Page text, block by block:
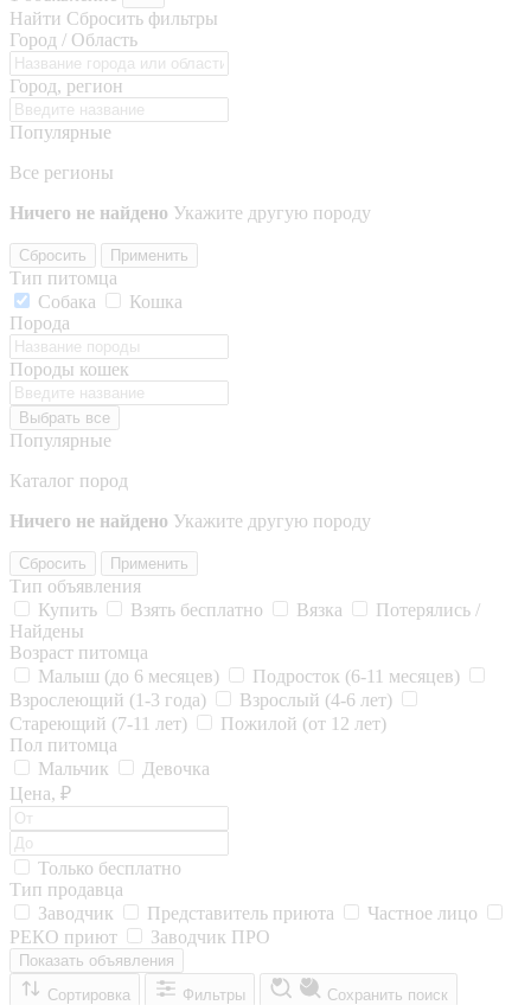
Найти Сбросить фильтры
Город / Область
Город, регион
Популярные
Все регионы
Ничего не найдено Укажите другую породу
Сбросить Применить
Тип питомца
Собака
Кошка
Порода
Породы кошек
Выбрать все
Популярные
Каталог пород
Ничего не найдено Укажите другую породу
Сбросить Применить
Тип объявления
Купить
Взять бесплатно Вязка
Потерялись /
Найдены
Возраст питомца
Малыш (до 6 месяцев)
Подросток (6-11 месяцев)
Взрослеющий (1-3 года)
Взрослый (4-6 лет)
Стареющий (7-11 лет)
Пожилой (от 12 лет)
Пол питомца
Мальчик
Девочка
Цена, ₽
Только бесплатно
Тип продавца
Заводчик
Представитель приюта
Частное лицо
РЕКО приют
Заводчик ПРО
Показать объявления
Сортировка
Фильтры Сохранить поиск